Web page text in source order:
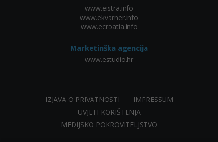
www.eistra.info
www.ekvarner.info
www.ecroatia.info
Marketinška agencija
www.estudio.hr
IZJAVA O PRIVATNOSTI
IMPRESSUM
UVJETI KORIŠTENJA
MEDIJSKO POKROVITELJSTVO